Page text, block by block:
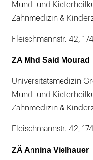
Mund- und
Zahnmedizin &
Fleischmannstr. 42,
ZA Mhd Said Mourad
Universitätsmedizin
Mund- und
Zahnmedizin &
Fleischmannstr. 42,
ZÄ Annina Vielhauer